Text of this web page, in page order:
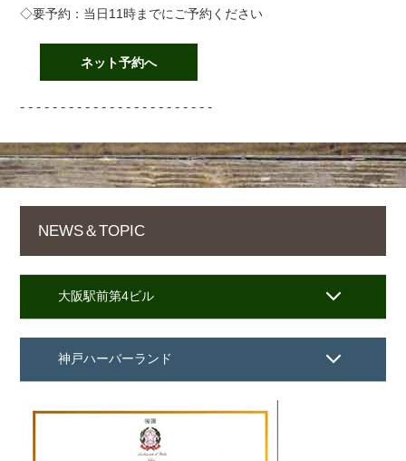
◇要予約：当日11時までにご予約ください
ネット予約へ
- - - - - - - - - - - - - - - - - - - - - - - -
NEWS＆TOPIC
大阪駅前第4ビル
神戸ハーバーランド